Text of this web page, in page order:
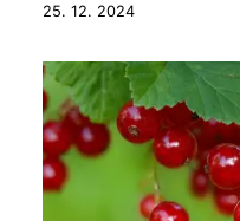
25. 12. 2024